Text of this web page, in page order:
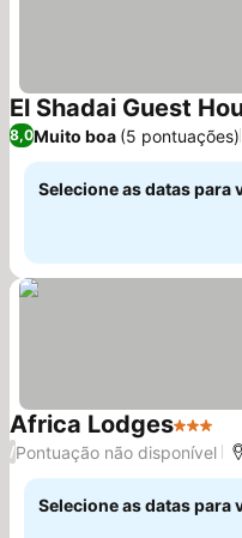
El Shadai Guest
8,0Muito boa (5 pontuações)
Selecione as datas para
Africa Lodges3
/Pontuação não disponível
Selecione as datas para